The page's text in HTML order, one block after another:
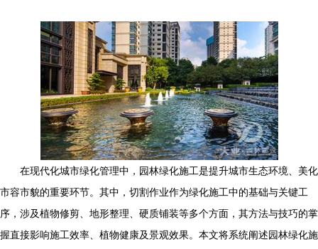
在现代化城市绿化管理中，园林绿化施工是提升城市生态环境、美化
市容市貌的重要环节。其中，切割作业作为绿化施工中的基础与关键工
序，涉及植物修剪、地形整理、硬质铺装等多个方面，其方法与技巧的掌
握直接影响施工效率、植物健康及景观效果。本文将系统阐述园林绿化施